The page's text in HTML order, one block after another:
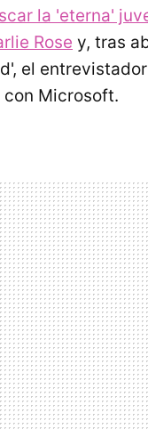
la 'eterna'
Rose y, tras
el
Microsoft.